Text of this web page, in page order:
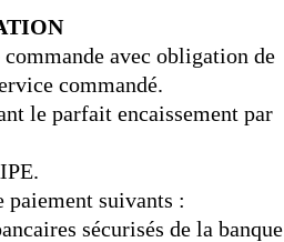
avec obligation de
commandé.
le parfait encaissement par
paiement suivants :
sécurisés de la banque